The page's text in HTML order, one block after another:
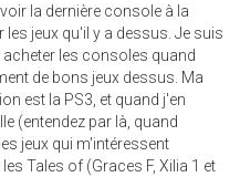
la dernière console à la
jeux qu'il y a dessus. Je suis
acheter les consoles quand
de bons jeux dessus. Ma
est la PS3, et quand j'en
(entendez par là, quand
jeux qui m'intéressent
Tales of (Graces F, Xilia 1 et